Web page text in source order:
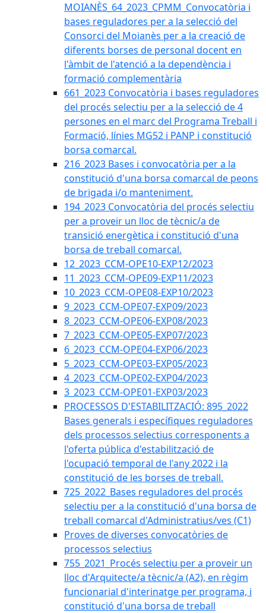
MOIANÈS_64_2023_CPMM_Convocatòria i
bases reguladores per a la selecció del
Consorci del Moianès per a la creació de
diferents borses de personal docent en
l'àmbit de l'atenció a la dependència i
formació complementària
661_2023 Convocatòria i bases reguladores
del procés selectiu per a la selecció de 4
persones en el marc del Programa Treball i
Formació, línies MG52 i PANP i constitució
borsa comarcal.
216_2023 Bases i convocatòria per a la
constitució d'una borsa comarcal de peons
de brigada i/o manteniment.
194_2023 Convocatòria del procés selectiu
per a proveir un lloc de tècnic/a de
transició energètica i constitució d'una
borsa de treball comarcal.
12_2023_CCM-OPE10-EXP12/2023
11_2023_CCM-OPE09-EXP11/2023
10_2023_CCM-OPE08-EXP10/2023
9_2023_CCM-OPE07-EXP09/2023
8_2023_CCM-OPE06-EXP08/2023
7_2023_CCM-OPE05-EXP07/2023
6_2023_CCM-OPE04-EXP06/2023
5_2023_CCM-OPE03-EXP05/2023
4_2023_CCM-OPE02-EXP04/2023
3_2023_CCM-OPE01-EXP03/2023
PROCESSOS D'ESTABILITZACIÓ: 895_2022
Bases generals i específiques reguladores
dels processos selectius corresponents a
l'oferta pública d'estabilització de
l'ocupació temporal de l'any 2022 i la
constitució de les borses de treball.
725_2022_Bases reguladores del procés
selectiu per a la constitució d'una borsa de
treball comarcal d'Administratius/ves (C1)
Proves de diverses convocatòries de
processos selectius
755_2021_Procés selectiu per a proveir un
lloc d'Arquitecte/a tècnic/a (A2), en règim
funcionarial d'interinatge per programa, i
constitució d'una borsa de treball